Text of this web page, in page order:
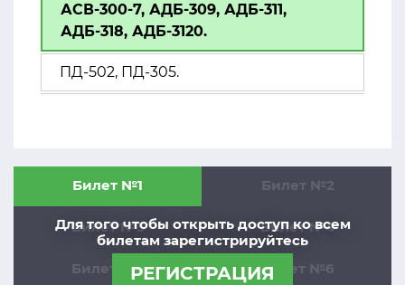
АСВ-300-7, АДБ-309, АДБ-311,
АДБ-318, АДБ-3120.
ПД-502, ПД-305.
Для того чтобы открыть доступ ко всем
билетам зарегистрируйтесь
РЕГИСТРАЦИЯ
Билет №1 Билет №2
Билет №3 Билет №4
Билет №5 Билет №6